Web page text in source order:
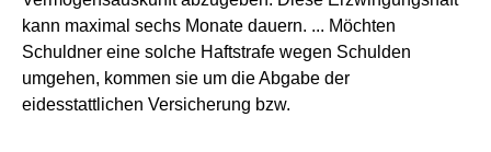
kann maximal sechs Monate dauern. ... Möchten
Schuldner eine solche Haftstrafe wegen Schulden
umgehen, kommen sie um die Abgabe der
eidesstattlichen Versicherung bzw.